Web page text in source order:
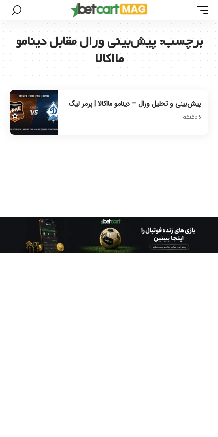
برچسب:پیش‌بینی ورال مقابل دینامو
مااکالا
پیش‌بینی و تحلیل ورال – دینامو مااکالا | پرمر لیگ
5 دقیقه